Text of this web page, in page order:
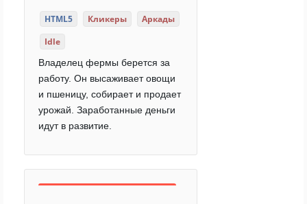
HTML5 Кликеры
Аркады
Idle
Владелец фермы берется за
работу. Он высаживает овощи
и пшеницу, собирает и продает
урожай. Заработанные деньги
идут в развитие.